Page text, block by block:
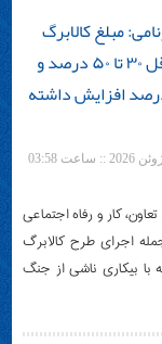
مبلغ کالابرگ
باید حداقل ۳۰ تا ۵۰ درصد و
کار و رفاه اجتماعی
اجرای طرح کالابرگ
بیکاری ناشی از جنگ